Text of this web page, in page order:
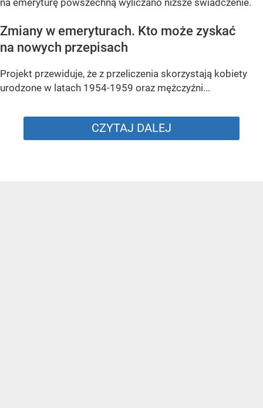
Zmiany w emeryturach. Kto może zyskać
na nowych przepisach
Projekt przewiduje, że z przeliczenia skorzystają kobiety
urodzone w latach 1954-1959 oraz mężczyźni...
CZYTAJ DALEJ